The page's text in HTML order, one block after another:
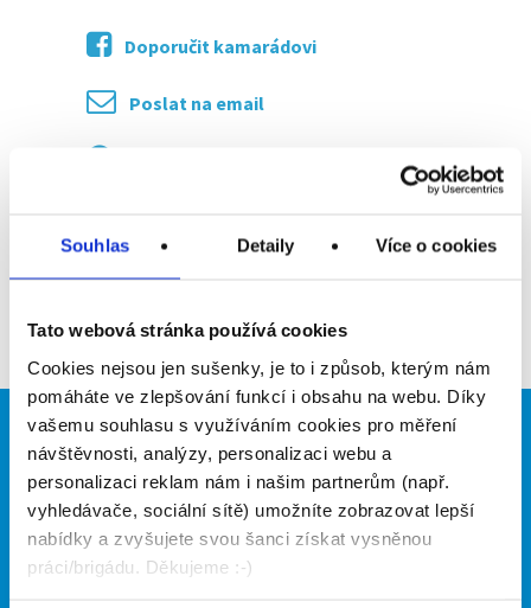
Souhlas Detaily Více o cookies
Tato webová stránka používá cookies
Cookies nejsou jen sušenky, je to i způsob, kterým nám
pomáháte ve zlepšování funkcí i obsahu na webu. Díky
vašemu souhlasu s využíváním cookies pro měření
návštěvnosti, analýzy, personalizaci webu a
personalizaci reklam nám i našim partnerům (např.
vyhledávače, sociální sítě) umožníte zobrazovat lepší
nabídky a zvyšujete svou šanci získat vysněnou
práci/brigádu. Děkujeme :-)
Doporučit kamarádovi
Poslat na email
Brigádníci
Články
Hledané brigády
Firmy
Vložit inzerát
Ceník
Propagace